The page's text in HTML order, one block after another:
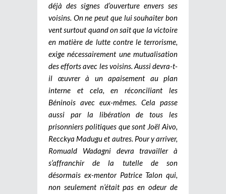
déjà des signes d’ouverture envers ses
voisins. On ne peut que lui souhaiter bon
vent surtout quand on sait que la victoire
en matière de lutte contre le terrorisme,
exige nécessairement une mutualisation
des efforts avec les voisins. Aussi devra-t-
il œuvrer à un apaisement au plan
interne et cela, en réconciliant les
Béninois avec eux-mêmes. Cela passe
aussi par la libération de tous les
prisonniers politiques que sont Joël Aivo,
Recckya Madugu et autres. Pour y arriver,
Romuald Wadagni devra travailler à
s’affranchir de la tutelle de son
désormais ex-mentor Patrice Talon qui,
non seulement n’était pas en odeur de